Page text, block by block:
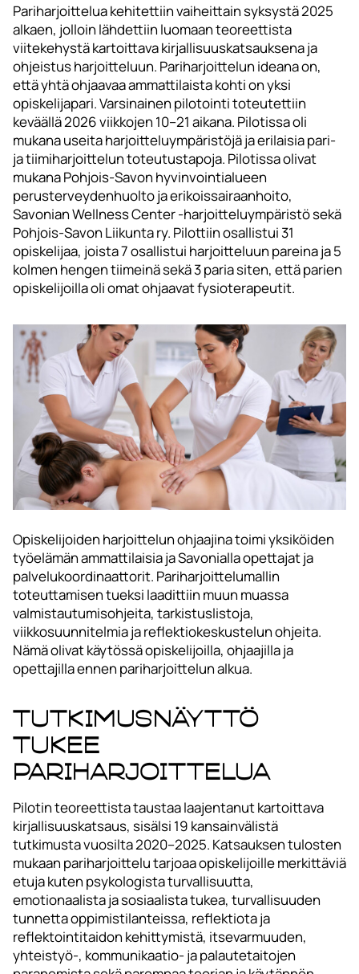
Pariharjoittelua kehitettiin vaiheittain syksystä 2025
alkaen, jolloin lähdettiin luomaan teoreettista
viitekehystä kartoittava kirjallisuuskatsauksena ja
ohjeistus harjoitteluun. Pariharjoittelun ideana on,
että yhtä ohjaavaa ammattilaista kohti on yksi
opiskelijapari. Varsinainen pilotointi toteutettiin
keväällä 2026 viikkojen 10–21 aikana. Pilotissa oli
mukana useita harjoitteluympäristöjä ja erilaisia pari-
ja tiimiharjoittelun toteutustapoja. Pilotissa olivat
mukana Pohjois-Savon hyvinvointialueen
perusterveydenhuolto ja erikoissairaanhoito,
Savonian Wellness Center -harjoitteluympäristö sekä
Pohjois-Savon Liikunta ry. Pilottiin osallistui 31
opiskelijaa, joista 7 osallistui harjoitteluun pareina ja 5
kolmen hengen tiimeinä sekä 3 paria siten, että parien
opiskelijoilla oli omat ohjaavat fysioterapeutit.
Opiskelijoiden harjoittelun ohjaajina toimi yksiköiden
työelämän ammattilaisia ja Savonialla opettajat ja
palvelukoordinaattorit. Pariharjoittelumallin
toteuttamisen tueksi laadittiin muun muassa
valmistautumisohjeita, tarkistuslistoja,
viikkosuunnitelmia ja reflektiokeskustelun ohjeita.
Nämä olivat käytössä opiskelijoilla, ohjaajilla ja
opettajilla ennen pariharjoittelun alkua.
Tutkimusnäyttö
tukee
pariharjoittelua
Pilotin teoreettista taustaa laajentanut kartoittava
kirjallisuuskatsaus, sisälsi 19 kansainvälistä
tutkimusta vuosilta 2020–2025. Katsauksen tulosten
mukaan pariharjoittelu tarjoaa opiskelijoille merkittäviä
etuja kuten psykologista turvallisuutta,
emotionaalista ja sosiaalista tukea, turvallisuuden
tunnetta oppimistilanteissa, reflektiota ja
reflektointitaidon kehittymistä, itsevarmuuden,
yhteistyö-, kommunikaatio- ja palautetaitojen